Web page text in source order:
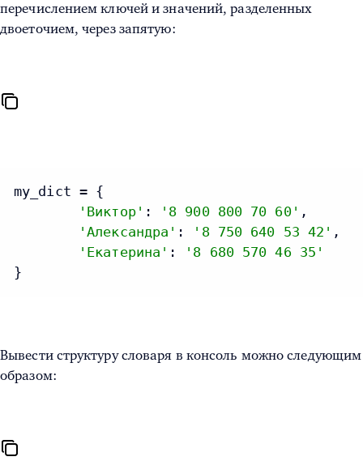
перечислением ключей и значений, разделенных
двоеточием, через запятую:
my_dict = {
'Виктор' : '8 900 800 70 60' ,
'Александра' : '8 750 640 53 42' ,
'Екатерина' :
'8 680 570 46 35'
}
Вывести структуру словаря в консоль можно следующим
образом: